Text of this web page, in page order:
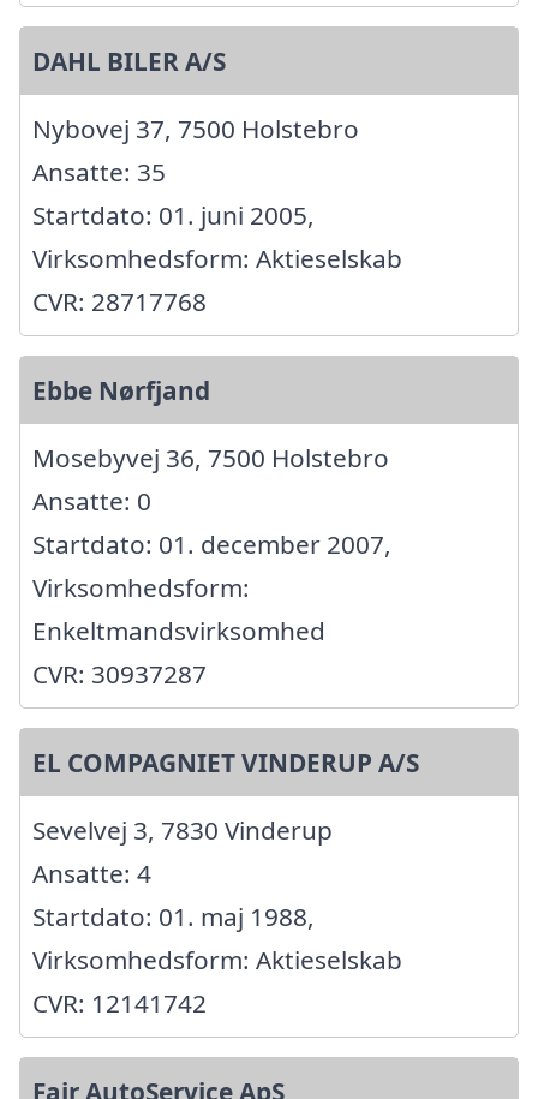
DAHL BILER A/S
Nybovej 37, 7500 Holstebro
Ansatte: 35
Startdato: 01. juni 2005,
Virksomhedsform: Aktieselskab
CVR: 28717768
Ebbe Nørfjand
Mosebyvej 36, 7500 Holstebro
Ansatte: 0
Startdato: 01. december 2007,
Virksomhedsform:
Enkeltmandsvirksomhed
CVR: 30937287
EL COMPAGNIET VINDERUP A/S
Sevelvej 3, 7830 Vinderup
Ansatte: 4
Startdato: 01. maj 1988,
Virksomhedsform: Aktieselskab
CVR: 12141742
Fair AutoService ApS